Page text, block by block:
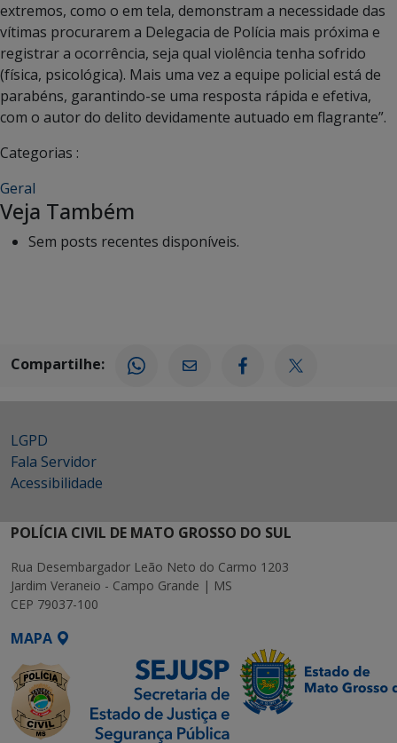
extremos, como o em tela, demonstram a necessidade das
vítimas procurarem a Delegacia de Polícia mais próxima e
registrar a ocorrência, seja qual violência tenha sofrido
(física, psicológica). Mais uma vez a equipe policial está de
parabéns, garantindo-se uma resposta rápida e efetiva,
com o autor do delito devidamente autuado em flagrante”.
Categorias :
Geral
Veja Também
Sem posts recentes disponíveis.
Compartilhe:
LGPD
Fala Servidor
Acessibilidade
POLÍCIA CIVIL DE MATO GROSSO DO SUL
Rua Desembargador Leão Neto do Carmo 1203
Jardim Veraneio - Campo Grande | MS
CEP 79037-100
MAPA